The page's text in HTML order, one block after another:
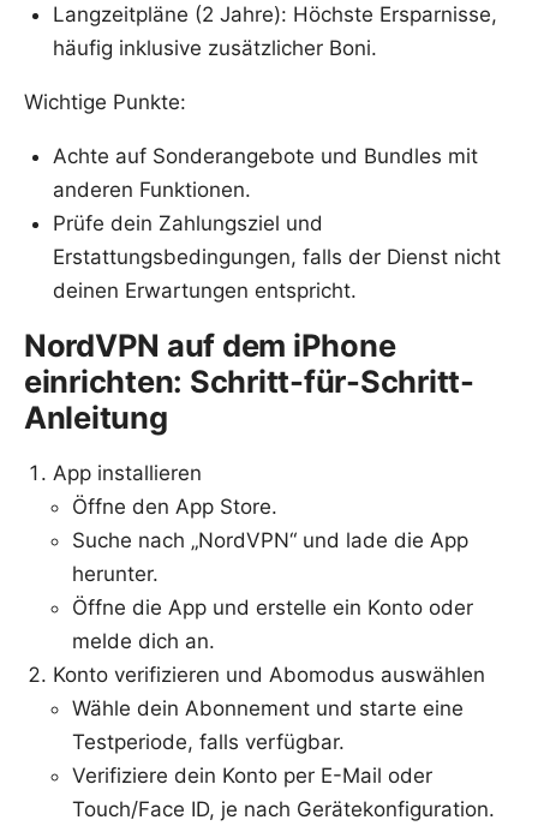
Langzeitpläne (2 Jahre): Höchste Ersparnisse,
häufig inklusive zusätzlicher Boni.
Wichtige Punkte:
Achte auf Sonderangebote und Bundles mit
anderen Funktionen.
Prüfe dein Zahlungsziel und
Erstattungsbedingungen, falls der Dienst nicht
deinen Erwartungen entspricht.
NordVPN auf dem iPhone
einrichten: Schritt-für-Schritt-
Anleitung
App installieren
Öffne den App Store.
Suche nach „NordVPN“ und lade die App
herunter.
Öffne die App und erstelle ein Konto oder
melde dich an.
Konto verifizieren und Abomodus auswählen
Wähle dein Abonnement und starte eine
Testperiode, falls verfügbar.
Verifiziere dein Konto per E-Mail oder
Touch/Face ID, je nach Gerätekonfiguration.